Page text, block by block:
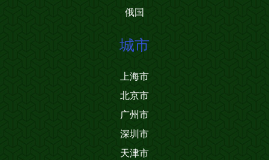
俄国
城市
上海市
北京市
广州市
深圳市
天津市